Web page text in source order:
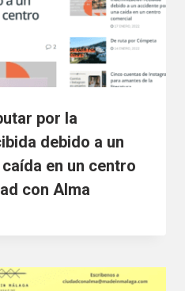
por la
debido a un
en un centro
con Alma